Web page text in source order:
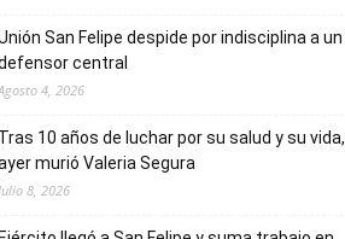
San Felipe despide por indisciplina a un
central
4, 2026
10 años de luchar por su salud y su vida,
murió Valeria Segura
8, 2026